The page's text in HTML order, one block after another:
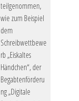
teilgenommen,
wie zum Beispiel
dem
Schreibwettbewe
rb „Eiskaltes
Händchen“, der
Begabtenförderu
ng „Digitale